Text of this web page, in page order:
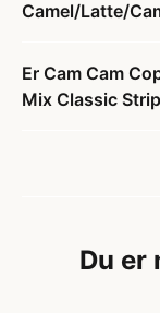
Camel/Latte/
Er Cam Cam
Mix Classic
Du er